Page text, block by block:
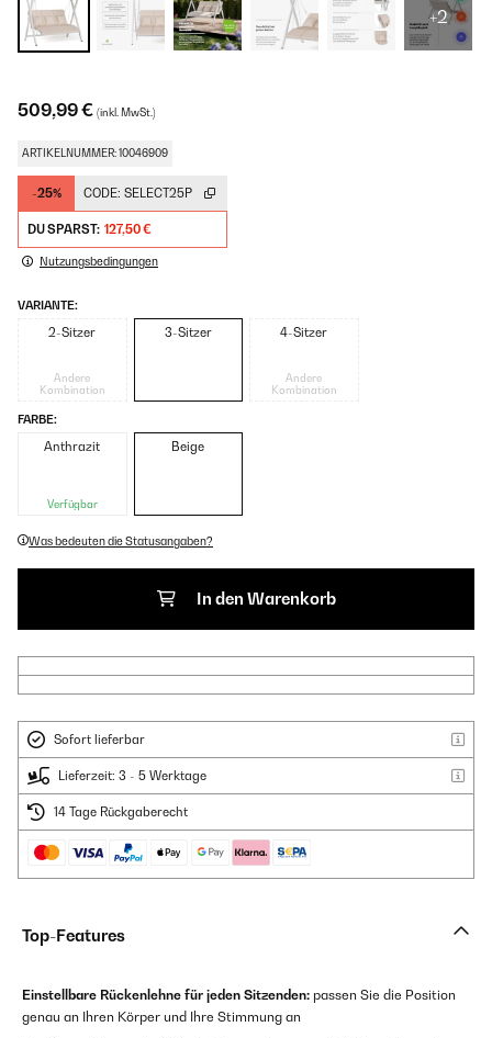
+2
509,99 € (inkl. MwSt.)
ARTIKELNUMMER: 10046909
-25% CODE: SELECT25P
DU SPARST: 127,50 €
Nutzungsbedingungen
VARIANTE:
2-Sitzer
Andere
Kombination
3-Sitzer 4-Sitzer
Andere
Kombination
FARBE:
Anthrazit
Verfügbar
Beige
Was bedeuten die Statusangaben?
In den Warenkorb
Sofort lieferbar
Lieferzeit: 3 - 5 Werktage
14 Tage Rückgaberecht
Top-Features
Einstellbare Rückenlehne für jeden Sitzenden: passen Sie die Position
genau an Ihren Körper und Ihre Stimmung an